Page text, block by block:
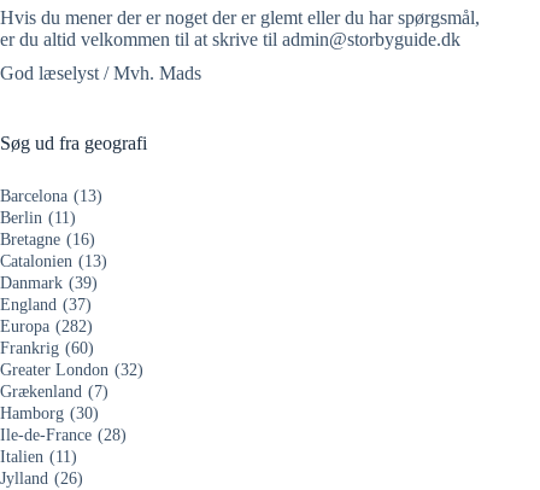
Hvis du mener der er noget der er glemt eller du har spørgsmål,
er du altid velkommen til at skrive til admin@storbyguide.dk
God læselyst / Mvh. Mads
Søg ud fra geografi
Barcelona (13)
Berlin (11)
Bretagne (16)
Catalonien (13)
Danmark (39)
England (37)
Europa (282)
Frankrig (60)
Greater London (32)
Grækenland (7)
Hamborg (30)
Ile-de-France (28)
Italien (11)
Jylland (26)